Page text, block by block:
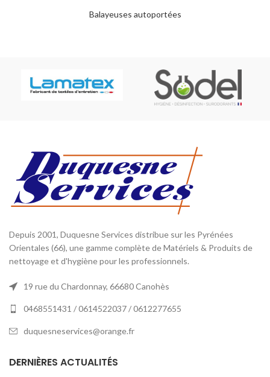
Balayeuses autoportées
Depuis 2001, Duquesne Services distribue sur les Pyrénées
Orientales (66), une gamme complète de Matériels & Produits de
nettoyage et d'hygiène pour les professionnels.
19 rue du Chardonnay, 66680 Canohès
0468551431 / 0614522037 / 0612277655
duquesneservices@orange.fr
DERNIÈRES ACTUALITÉS